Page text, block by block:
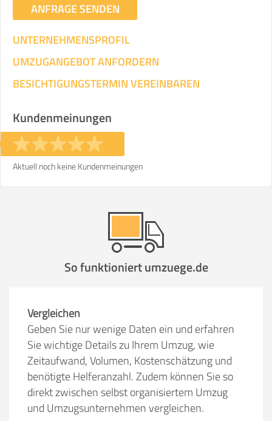
ANFRAGE SENDEN
UNTERNEHMENSPROFIL
UMZUGANGEBOT ANFORDERN
BESICHTIGUNGSTERMIN VEREINBAREN
Kundenmeinungen
Aktuell noch keine Kundenmeinungen
So funktioniert umzuege.de
Vergleichen
Geben Sie nur wenige Daten ein und erfahren
Sie wichtige Details zu Ihrem Umzug, wie
Zeitaufwand, Volumen, Kostenschätzung und
benötigte Helferanzahl. Zudem können Sie so
direkt zwischen selbst organisiertem Umzug
und Umzugsunternehmen vergleichen.